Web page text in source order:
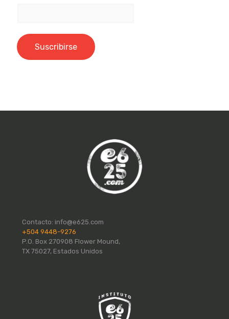
Contacto: info@e625.com
+504 9448-9276
P.O. Box 270908 Flower Mound,
TX 75027, Estados Unidos